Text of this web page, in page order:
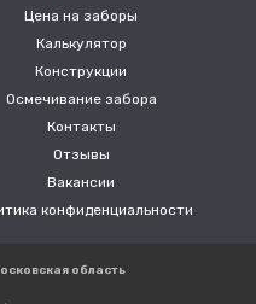
Цена на заборы
Калькулятор
Конструкции
Осмечивание забора
Контакты
Отзывы
Вакансии
конфиденциальности
область